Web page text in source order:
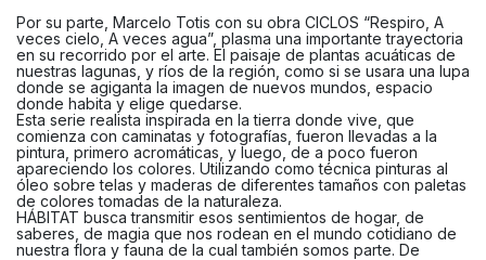
Por su parte, Marcelo Totis con su obra CICLOS “Respiro, A
veces cielo, A veces agua”, plasma una importante trayectoria
en su recorrido por el arte. El paisaje de plantas acuáticas de
nuestras lagunas, y ríos de la región, como si se usara una lupa
donde se agiganta la imagen de nuevos mundos, espacio
donde habita y elige quedarse.
Esta serie realista inspirada en la tierra donde vive, que
comienza con caminatas y fotografías, fueron llevadas a la
pintura, primero acromáticas, y luego, de a poco fueron
apareciendo los colores. Utilizando como técnica pinturas al
óleo sobre telas y maderas de diferentes tamaños con paletas
de colores tomadas de la naturaleza.
HÁBITAT busca transmitir esos sentimientos de hogar, de
saberes, de magia que nos rodean en el mundo cotidiano de
nuestra flora y fauna de la cual también somos parte. De